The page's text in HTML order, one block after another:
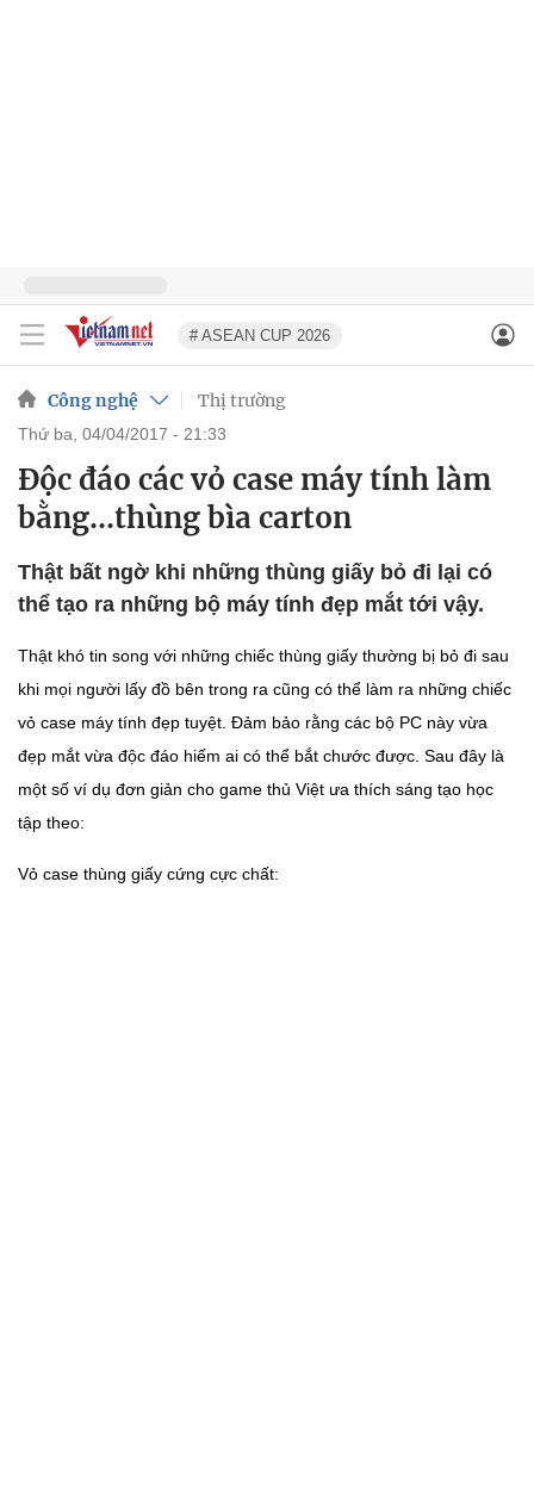
# ASEAN CUP 2026
Công nghệ Thị trường
thứ ba, 04/04/2017 - 21:33
Độc đáo các vỏ case máy tính làm
bằng...thùng bìa carton
Thật bất ngờ khi những thùng giấy bỏ đi lại có
thể tạo ra những bộ máy tính đẹp mắt tới vậy.
Thật khó tin song với những chiếc thùng giấy thường bị bỏ đi sau
khi mọi người lấy đồ bên trong ra cũng có thể làm ra những chiếc
vỏ case máy tính đẹp tuyệt. Đảm bảo rằng các bộ PC này vừa
đẹp mắt vừa độc đáo hiếm ai có thể bắt chước được. Sau đây là
một số ví dụ đơn giản cho game thủ Việt ưa thích sáng tạo học
tập theo:
Vỏ case thùng giấy cứng cực chất: